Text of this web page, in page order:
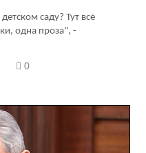
саду? Тут всё
одна проза", -
0